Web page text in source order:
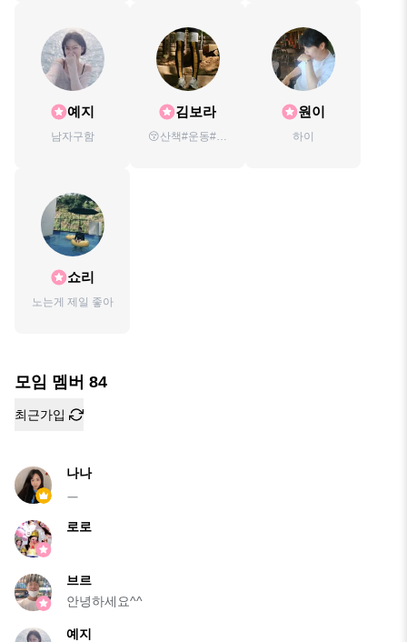
예지
남자구함
김보라
😚산책#운동#수
원이
하이
쇼리
노는게 제일 좋아
모임 멤버 84
최근가입
나나
ㅡ
로로
브르
안녕하세요^^
예지